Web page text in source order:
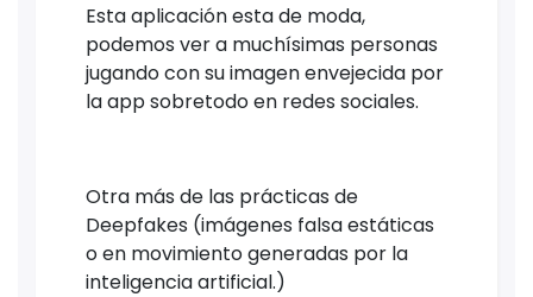
Esta aplicación esta de moda,
podemos ver a muchísimas personas
jugando con su imagen envejecida por
la app sobretodo en redes sociales.
Otra más de las prácticas de
Deepfakes (imágenes falsa estáticas
o en movimiento generadas por la
inteligencia artificial.)